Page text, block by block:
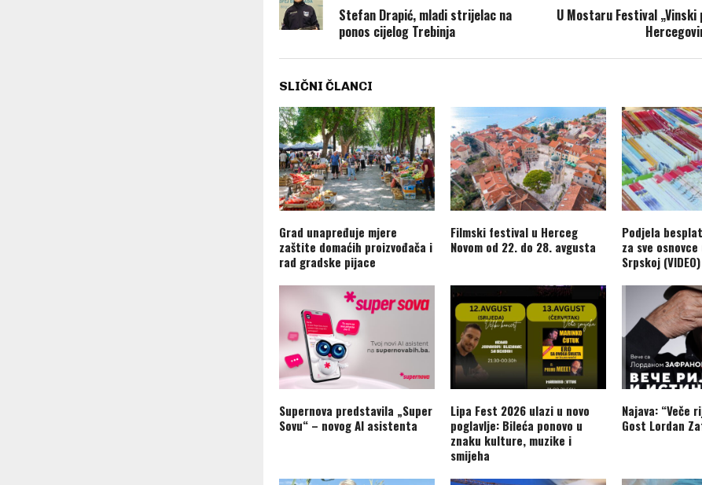
Stefan Drapić, mladi strijelac na
ponos cijelog Trebinja
U Mostaru Festival „Vinski
SLIČNI ČLANCI
Grad unapređuje mjere
zaštite domaćih proizvođača i
rad gradske pijace
Filmski festival u Herceg
Novom od 22. do 28. avgusta
Podjela
za sve
Srpskoj (VIDEO)
Supernova predstavila „Super
Sovu“ – novog AI asistenta
Lipa Fest 2026 ulazi u novo
poglavlje: Bileća ponovo u
znaku kulture, muzike i
smijeha
Najava: “Veče
Gost Lordan